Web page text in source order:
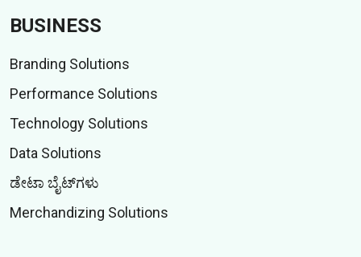
BUSINESS
Branding Solutions
Performance Solutions
Technology Solutions
Data Solutions
ಡೇಟಾ ಬೈಟ್‌ಗಳು
Merchandizing Solutions